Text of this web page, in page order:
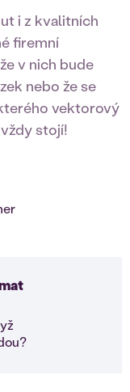
i z kvalitních
firemní
v nich bude
nebo že se
vektorový
stojí!